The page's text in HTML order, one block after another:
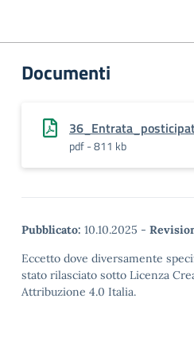
Documenti
pdf - 811 kb
Pubblicato: 10.10.2025 -
Eccetto dove diversamente
stato rilasciato sotto Licenza
Attribuzione 4.0 Italia.